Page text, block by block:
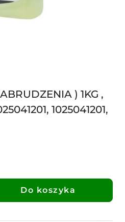
) 1KG ,
1025041201,
Do koszyka